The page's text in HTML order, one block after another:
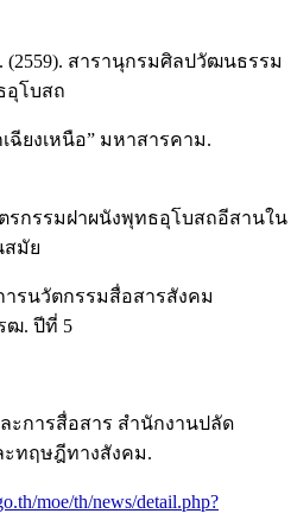
สารานุกรมศิลปวัฒนธรรม
อุโบสถ
ฉียงเหนือ” มหาสารคาม.
รกรรมฝาผนังพุทธอุโบสถอีสานใน
มัย
ารนวัตกรรมสื่อสารสังคม
ฒ. ปีที่ 5
ะการสื่อสาร สำนักงานปลัด
ะทฤษฎีทางสังคม.
moe/th/news/detail.php?